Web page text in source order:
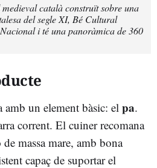
català construït sobre una
del segle XI, Bé Cultural
i té una panoràmica de 360
un element bàsic: el pa.
corrent. El cuiner recomana
massa mare, amb bona
capaç de suportar el